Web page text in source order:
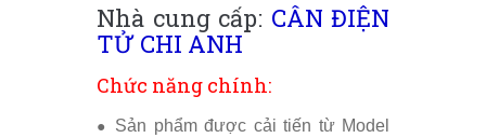
Nhà cung cấp: CÂN ĐIỆN
TỬ CHI ANH
Chức năng chính:
● Sản phẩm được cải tiến từ Model